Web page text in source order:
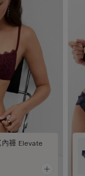
褲 Elevate